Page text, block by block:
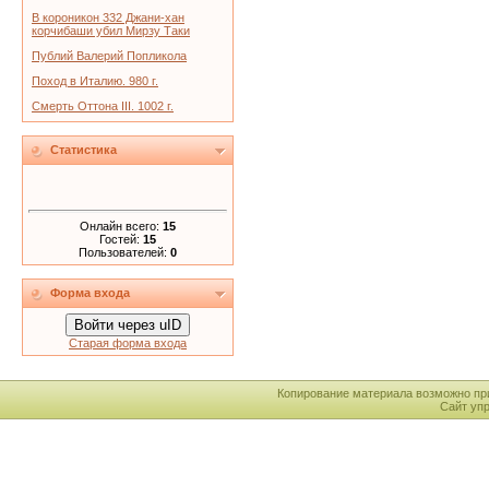
В короникон 332 Джани-хан
корчибаши убил Мирзу Таки
Публий Валерий Попликола
Поход в Италию. 980 г.
Смерть Оттона III. 1002 г.
Статистика
Онлайн всего: 15
Гостей: 15
Пользователей: 0
Форма входа
Войти через uID
Старая форма входа
Копирование материала возможно
Сайт